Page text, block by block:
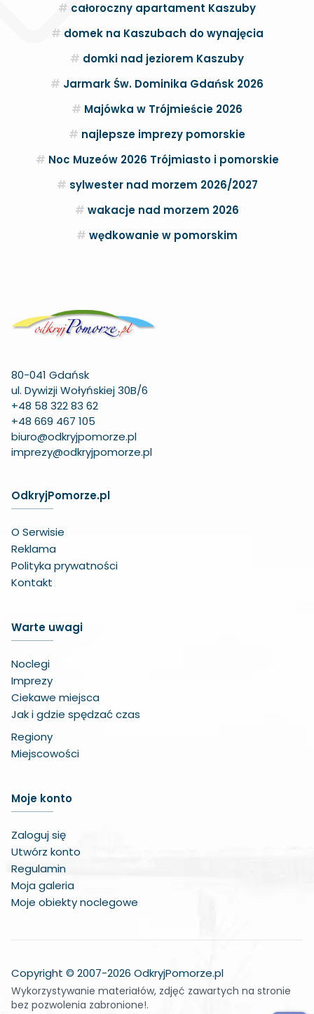
całoroczny apartament Kaszuby
domek na Kaszubach do wynajęcia
domki nad jeziorem Kaszuby
Jarmark Św. Dominika Gdańsk 2026
Majówka w Trójmieście 2026
najlepsze imprezy pomorskie
Noc Muzeów 2026 Trójmiasto i pomorskie
sylwester nad morzem 2026/2027
wakacje nad morzem 2026
wędkowanie w pomorskim
80-041 Gdańsk
ul. Dywizji Wołyńskiej 30B/6
+48 58 322 83 62
+48 669 467 105
biuro@odkryjpomorze.pl
imprezy@odkryjpomorze.pl
OdkryjPomorze.pl
O Serwisie
Reklama
Polityka prywatności
Kontakt
Warte uwagi
Noclegi
Imprezy
Ciekawe miejsca
Jak i gdzie spędzać czas
Regiony
Miejscowości
Moje konto
Zaloguj się
Utwórz konto
Regulamin
Moja galeria
Moje obiekty noclegowe
Copyright © 2007-2026 OdkryjPomorze.pl
Wykorzystywanie materiałów, zdjęć zawartych na stronie
bez pozwolenia zabronione!.
Negatywne kolory
Wskaźnik do czytania